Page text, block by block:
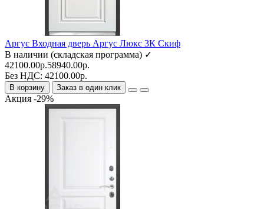
Аргус Входная дверь Аргус Люкс 3К Скиф
В наличии (складская программа) ✓
42100.00р.58940.00р.
Без НДС: 42100.00р.
В корзину Заказ в один клик
Акция -29%